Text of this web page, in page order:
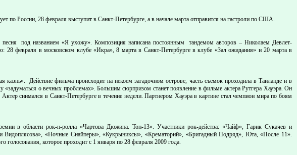
по России, 28 февраля выступит в Санкт-Петербурге, а в начале марта отправится на гастроли по США.
под названием «Я ухожу». Композиция написана постоянным тандемом авторов – Николаем Девлет-
февраля в московском клубе «Икра», 8 марта в Санкт-Петербурге в клубе «Зал ожидания» и 20 марта в
Действие фильма происходит на некоем загадочном острове, часть съемок проходила в Таиланде и в
о вечных проблемах». Большим сюрпризом станет появление в фильме актера Рутгера Хауэра. Он
снимался в Санкт-Петербурге в течение недели. Партнером Хауэра в картине стал чемпион мира по боям
в области рок-н-ролла «Чартова Дюжина. Топ-13». Участники рок-действа: «Чайф», Гарик Сукачев и
«Ночные Снайперы», «Кукрыниксы», «Крематорий», «Бригадный Подряд», Юта, «После 11».
которое проходит с 1 января по 28 февраля 2009 года.